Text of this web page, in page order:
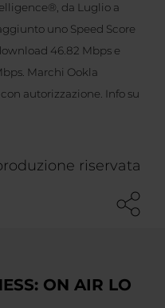
da Luglio a
uno Speed Score
46.82 Mbps e
Marchi Ookla
autorizzazione. Info su
riservata
ON AIR LO